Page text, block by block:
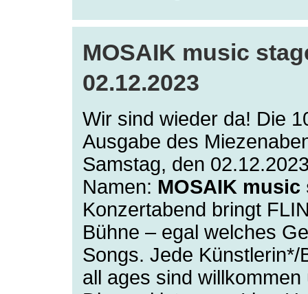
MOSAIK music
02.12.2023
Wir sind wieder da! Die
Ausgabe des
Samstag, den
Namen: MOSAIK music
Konzertabend bringt
Bühne – egal welches
Songs. Jede
all ages sind